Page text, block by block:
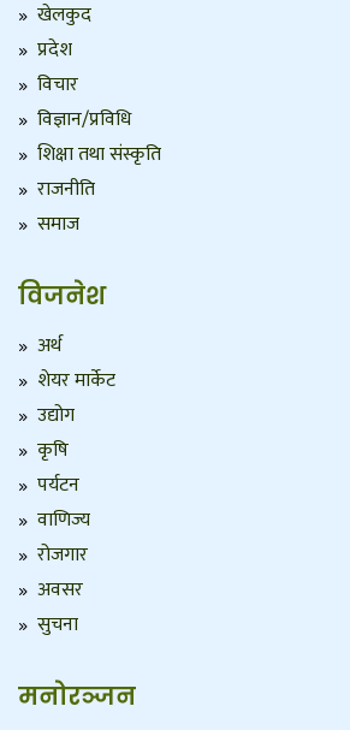
खेलकुद
प्रदेश
विचार
विज्ञान/प्रविधि
शिक्षा तथा संस्कृति
राजनीति
समाज
विजनेश
अर्थ
शेयर मार्केट
उद्योग
कृषि
पर्यटन
वाणिज्य
रोजगार
अवसर
सुचना
मनोरञ्जन